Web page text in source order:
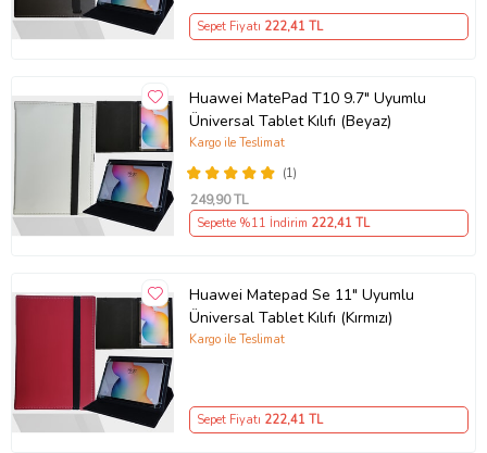
Sepet Fiyatı 222,41 TL
Huawei MatePad T10 9.7" Uyumlu
Üniversal Tablet Kılıfı (Beyaz)
(1)
Kargo ile Teslimat
249,90 TL
Sepette %11 İndirim 222,41 TL
Huawei Matepad Se 11" Uyumlu
Üniversal Tablet Kılıfı (Kırmızı)
Kargo ile Teslimat
Sepet Fiyatı 222,41 TL